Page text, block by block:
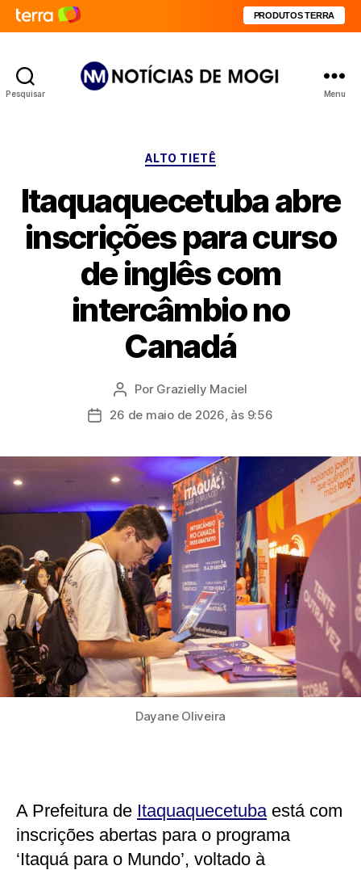
PRODUTOS TERRA
Pesquisar Menu
Categorias
ALTO TIETÊ
Itaquaquecetuba abre
inscrições para curso
de inglês com
intercâmbio no
Canadá
Autor
do
Por Grazielly Maciel
Data26 de maio de 2026, às 9:56
Dayane Oliveira
A Prefeitura de Itaquaquecetuba está com
inscrições abertas para o programa
‘Itaquá para o Mundo’, voltado à